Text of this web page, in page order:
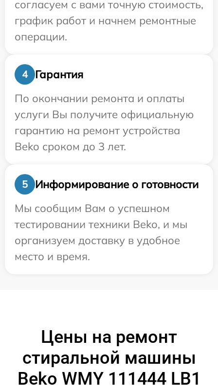
согласуем с вами точную стоимость,
график работ и начнем ремонтные
операции.
4
Гарантия
По окончании ремонта и оплаты
услуги Вы получите официальную
гарантию на ремонт устройства
Beko сроком до 3 лет.
5
Информирование о готовности
Мы сообщим Вам о успешном
тестировании техники Beko, и мы
организуем доставку в удобное
место и время.
Цены на ремонт
стиральной машины
Beko WMY 111444 LB1